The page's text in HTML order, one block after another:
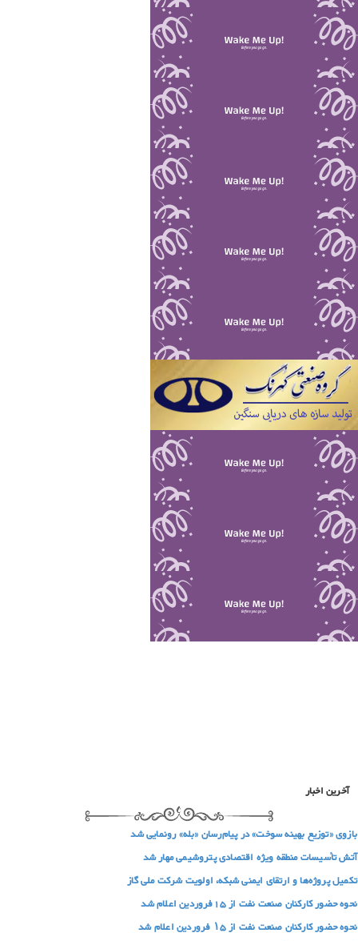
آخرین اخبار
بازوی «توزیع بهینه سوخت» در پیام‌رسان «بله» رونمایی شد
آتش تأسیسات منطقه ویژه اقتصادی پتروشیمی مهار شد
تکمیل پروژه‌ها و ارتقای ایمنی شبکه، اولویت شرکت ملی گاز
نحوه حضور کارکنان صنعت نفت از 15فروردین اعلام شد
نحوه حضور کارکنان صنعت نفت از ۱۵ فروردین اعلام شد